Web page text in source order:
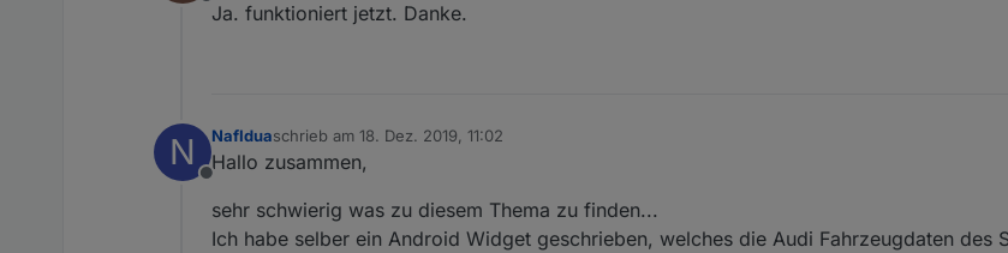
Offline
Ja. funktioniert jetzt. Danke.
N
Offline
NafIduaschrieb am 18. Dez. 2019, 11:02
zuletzt editiert von
Hallo zusammen,
sehr schwierig was zu diesem Thema zu finden...
Ich habe selber ein Android Widget geschrieben, welches die Audi Fahrzeugdaten des